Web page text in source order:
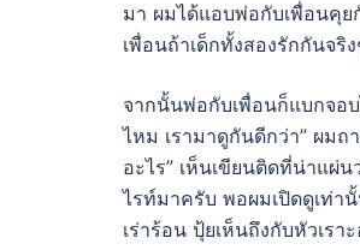
มา ผมได้แอบพ่อกับเพื่อนคุย
เพื่อนถ้าเด็กทั้งสองรักกันจริง
จากนั้นพ่อกับเพื่อนก็แบกจอ
ไหม เรามาดูกันดีกว่า” ผมถ
อะไร” เห็นเขียนติดที่น่าแผ่น
ไรท์มาครับ พอผมเปิดดูเท่
เร่าร้อน ปุ้ยเห็นถึงกับหัวเร